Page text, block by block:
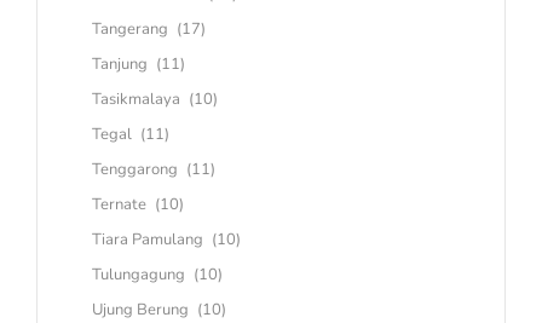
Tangerang (17)
Tanjung (11)
Tasikmalaya (10)
Tegal (11)
Tenggarong (11)
Ternate (10)
Tiara Pamulang (10)
Tulungagung (10)
Ujung Berung (10)